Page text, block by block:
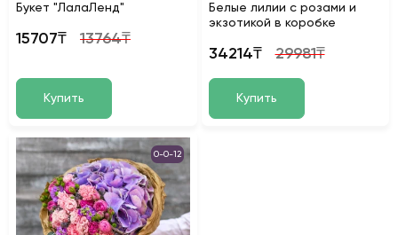
Букет "ЛалаЛенд"
15707₸ 13764₸
Купить
Белые лилии с розами и
экзотикой в коробке
34214₸ 29981₸
Купить
0-0-12